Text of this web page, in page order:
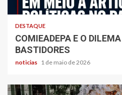
DESTAQUE
COMIEADEPA E O
BASTIDORES
noticias 1 de maio de 2026